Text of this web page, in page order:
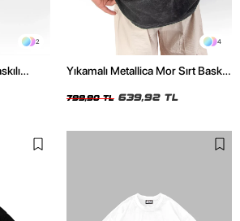
2 4
Yıkamalı Metallica Mor Sırt Baskılı
799,90 TL 639,92 TL